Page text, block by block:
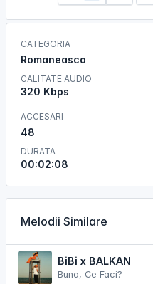
CATEGORIA
Romaneasca
CALITATE AUDIO
320 Kbps
ACCESARI
48
DURATA
00:02:08
Melodii Similare
BiBi x BALKAN
Buna, Ce Faci?